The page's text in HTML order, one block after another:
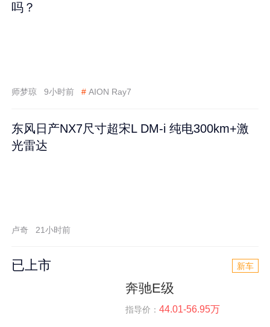
吗？
师梦琼 9小时前 # AION Ray7
东风日产NX7尺寸超宋L DM-i 纯电300km+激
光雷达
卢奇 21小时前
已上市 新车
奔驰E级
指导价： 44.01-56.95万